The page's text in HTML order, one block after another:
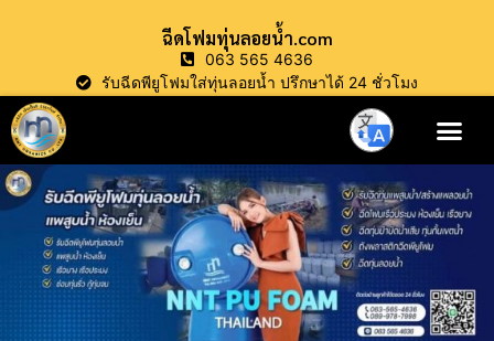
ฉีดโฟมทุ่นลอยน้ำ.com
063 565 4636
รับฉีดพียูโฟมใส่ทุ่นลอยน้ำ ปรึกษาได้ 24 ชั่วโมง